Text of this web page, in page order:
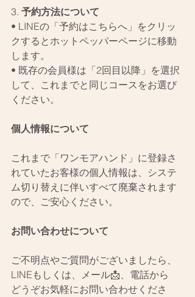
3. 予約方法について
• LINEの「予約はこちらへ」をクリッ
クするとホットペッパーページに移動
します。
• 既存の会員様は「2回目以降」を選択
して、これまでと同じコースをお選び
ください。
個人情報について
これまで「ワンモアハンド」に登録さ
れていたお客様の個人情報は、システ
ム切り替えに伴いすべて廃棄されます
ので、ご安心ください。
お問い合わせについて
ご不明点やご質問がございましたら、
LINEもしくは、メール📩、電話から
どうぞお気軽にお問い合わせくださ